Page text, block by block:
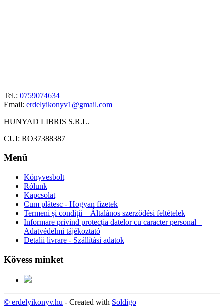
Tel.: 0759074634
Email: erdelyikonyv1@gmail.com
HUNYAD LIBRIS S.R.L.
CUI: RO37388387
Menü
Könyvesbolt
Rólunk
Kapcsolat
Cum plătesc - Hogyan fizetek
Termeni și condiții – Általános szerződési feltételek
Informare privind protecția datelor cu caracter personal –
Adatvédelmi tájékoztató
Detalii livrare - Szállítási adatok
Kövess minket
© erdelyikonyv.hu - Created with Soldigo